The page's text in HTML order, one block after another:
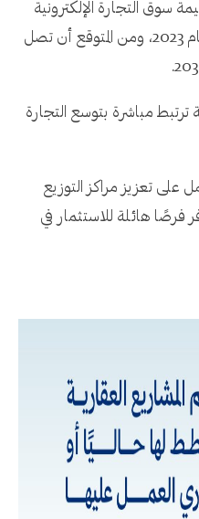
سوق التجارة الإلكترونية
في السعودية 10 مليارات دولار عام 2023، ومن المتوقع أن تصل
ترتبط مباشرة بتوسع التجارة
على تعزيز مراكز التوزيع
فرصًا هائلة للاستثمار في